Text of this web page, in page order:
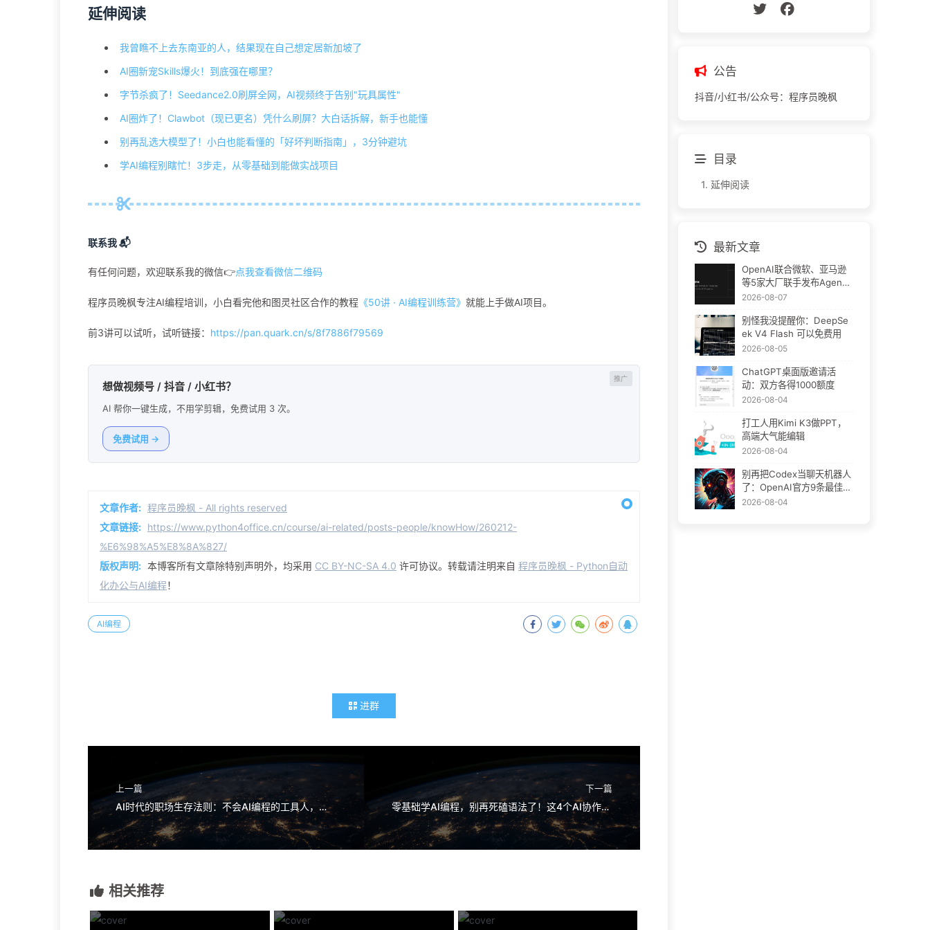
延伸阅读
我曾瞧不上去东南亚的人，结果现在自己想定居新加坡了
AI圈新宠Skills爆火！到底强在哪里？
字节杀疯了！Seedance2.0刷屏全网，AI视频终于告别"玩具属性"
AI圈炸了！Clawbot（现已更名）凭什么刷屏？大白话拆解，新手也能懂
别再乱选大模型了！小白也能看懂的「好坏判断指南」，3分钟避坑
学AI编程别瞎忙！3步走，从零基础到能做实战项目
联系我 📬
有任何问题，欢迎联系我的微信👉点我查看微信二维码
程序员晚枫专注AI编程培训，小白看完他和图灵社区合作的教程 《50讲 · AI编程训练营》 就能上手做AI项目。
前3讲可以试听，试听链接： https://pan.quark.cn/s/8f7886f79569
想做视频号 / 抖音 / 小红书？
AI 帮你一键生成，不用学剪辑，免费试用 3 次。
免费试用 →
文章作者: 程序员晚枫 - All rights reserved
文章链接: https://www.python4office.cn/course/ai-related/posts-people/knowHow/260212-
%E6%98%A5%E8%8A%827/
版权声明: 本博客所有文章除特别声明外，均采用 CC BY-NC-SA 4.0 许可协议。转载请注明来自 程序员晚枫 - Python自动
化办公与AI编程！
AI编程
进群
上一篇
AI时代的职场生存法则：不会AI编程的工具人，正在被悄悄淘汰
下一篇
零基础学AI编程，别再死磕语法了！这4个AI协作方法，7天就能做出实用工具
相关推荐
公告
抖音/小红书/公众号：程序员晚枫
目录
1. 延伸阅读
最新文章
OpenAI联合微软、亚马逊
等5家大厂联手发布Agent
Plugins：AI插件终于要统
2026-08-07
别怪我没提醒你：DeepSe
ek V4 Flash 可以免费用
2026-08-05
ChatGPT桌面版邀请活
动：双方各得1000额度
2026-08-04
打工人用Kimi K3做PPT，
高端大气能编辑
2026-08-04
别再把Codex当聊天机器人
了：OpenAI官方9条最佳实
践
2026-08-04